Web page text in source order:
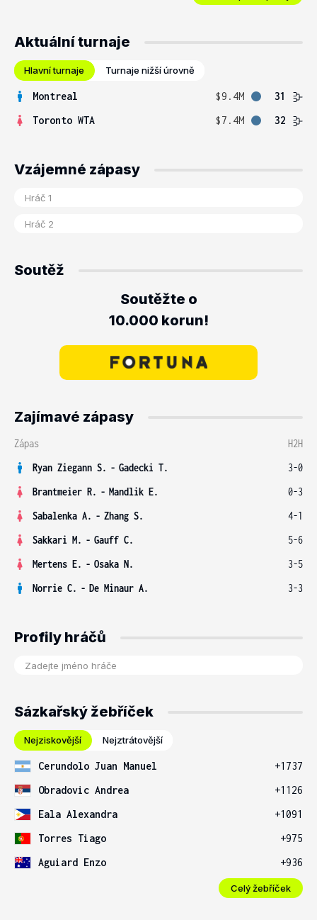
Aktuální turnaje
Hlavní turnaje Turnaje nižší úrovně
Montreal $9.4M
31
Toronto WTA
$7.4M 32
Vzájemné zápasy
Soutěž
Soutěžte o
10.000 korun!
Zajímavé zápasy
Zápas
H2H
Ryan Ziegann S. - Gadecki T.
3-0
Brantmeier R. - Mandlik E.
0-3
Sabalenka A. - Zhang S.
4-1
Sakkari M. - Gauff C.
5-6
Mertens E. - Osaka N.
3-5
Norrie C. - De Minaur A. 3-3
Profily hráčů
Sázkařský žebříček
Nejziskovější Nejztrátovější
Cerundolo Juan Manuel
+1737
Obradovic Andrea
+1126
Eala Alexandra
+1091
Torres Tiago
+975
Aguiard Enzo
+936
Celý žebříček